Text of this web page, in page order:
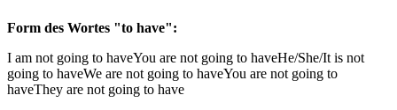
Form des Wortes "to have":
I am not going to haveYou are not going to haveHe/She/It is not
going to haveWe are not going to haveYou are not going to
haveThey are not going to have